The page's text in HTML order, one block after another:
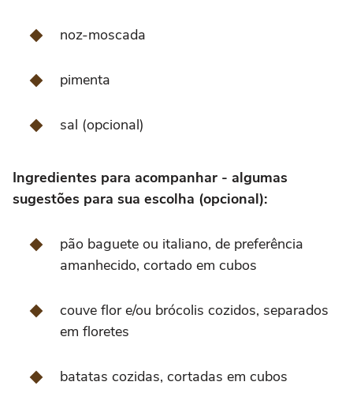
noz-moscada
pimenta
sal (opcional)
Ingredientes para acompanhar - algumas
sugestões para sua escolha (opcional):
pão baguete ou italiano, de preferência
amanhecido, cortado em cubos
couve flor e/ou brócolis cozidos, separados
em floretes
batatas cozidas, cortadas em cubos